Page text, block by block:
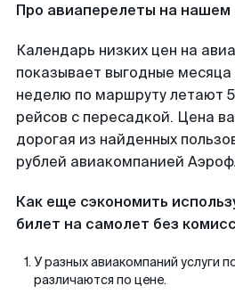
Про авиаперелеты на нашем
Календарь низких цен на
показывает выгодные
неделю по маршруту летают
рейсов с пересадкой. Цена
дорогая из найденных
рублей авиакомпанией
Как еще сэкономить
билет на самолет без
У разных авиакомпаний услуги
различаются по цене.